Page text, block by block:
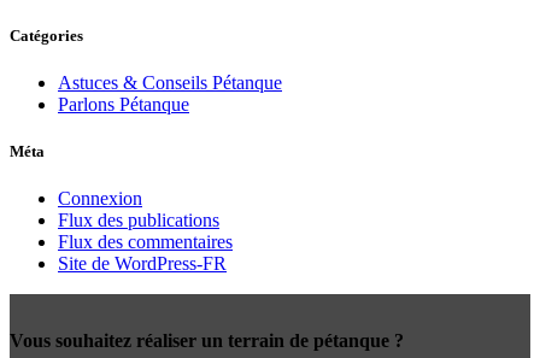
Catégories
Astuces & Conseils Pétanque
Parlons Pétanque
Méta
Connexion
Flux des publications
Flux des commentaires
Site de WordPress-FR
Vous souhaitez réaliser un terrain de pétanque ?